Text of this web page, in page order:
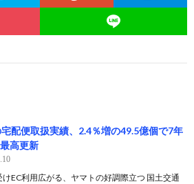
配便取扱実績、2.4％増の49.5億個で7年
高更新
けEC利用広がる、ヤマトの好調際立つ 国土交通